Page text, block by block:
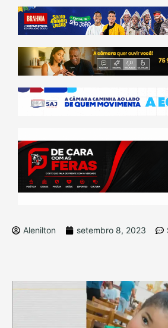
Alenilton setembro 8, 2023